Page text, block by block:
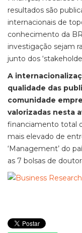
resultados são
internacionais de
conhecimento da
investigação sejam
junto dos
A
qualidade das
comunidade
valorizadas nesta
financiamento total
mais elevado de
‘Management’ do
as 7 bolsas de